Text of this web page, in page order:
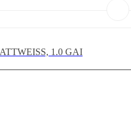
1.0 GAI